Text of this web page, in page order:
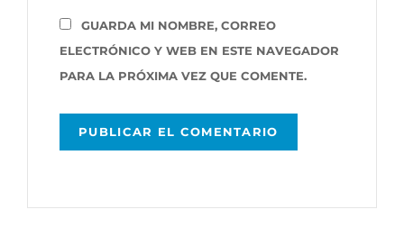
GUARDA MI NOMBRE, CORREO
ELECTRÓNICO Y WEB EN ESTE NAVEGADOR
PARA LA PRÓXIMA VEZ QUE COMENTE.